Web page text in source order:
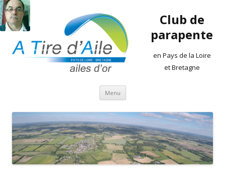
Club de
parapente
en Pays de la Loire
et Bretagne
Menu Aller
contenu